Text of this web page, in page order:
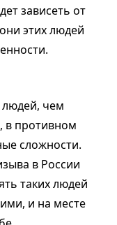
зависеть от
этих людей
чем
в противном
сложности.
в России
таких людей
и на месте